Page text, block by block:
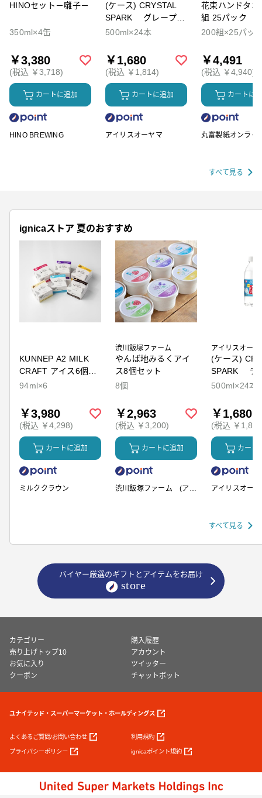
HINOセット－囃子－
350ml×4缶
￥3,380
(税込 ￥3,718)
カートに追加
HINO BREWING
(ケース) CRYSTAL
SPARK グレープソ
ーダ
500ml×24本
￥1,680
(税込 ￥1,814)
カートに追加
アイリスオーヤマ
花束ハンドタオ
組 25パック
200組×25パッ
￥4,491
(税込 ￥4,940)
カートに
丸富製紙オンライ
すべて見る
ignicaストア 夏のおすすめ
KUNNEP A2 MILK
CRAFT アイス6個セ
ット
94ml×6
￥3,980
(税込 ￥4,298)
カートに追加
ミルククラウン
渋川飯塚ファーム
やんば地みるくアイ
ス8個セット
8個
￥2,963
(税込 ￥3,200)
カートに追加
渋川飯塚ファーム (アイ
アイリスオーヤ
(ケース)
SPARK ラ
500ml×24本
￥1,680
(税込 ￥
カート
アイリスオー
すべて見る
バイヤー厳選のギフトとアイテムをお届け
カテゴリー
購入履歴
売り上げトップ10
アカウント
お気に入り
ツイッター
クーポン
チャットボット
ユナイテッド・スーパーマーケット・ホールディングス
よくあるご質問/お問い合わせ 利用規約
プライバシーポリシー ignicaポイント規約